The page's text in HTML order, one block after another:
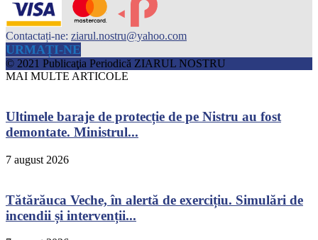
Contactați-ne: ziarul.nostru@yahoo.com
URMAȚI-NE
© 2021 Publicaţia Periodică ZIARUL NOSTRU
MAI MULTE ARTICOLE
Ultimele baraje de protecție de pe Nistru au fost
demontate. Ministrul...
7 august 2026
Tătărăuca Veche, în alertă de exercițiu. Simulări de
incendii și intervenții...